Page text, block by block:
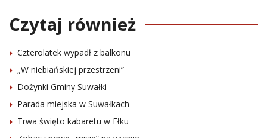
Czytaj również
Czterolatek wypadł z balkonu
„W niebiańskiej przestrzeni”
Dożynki Gminy Suwałki
Parada miejska w Suwałkach
Trwa święto kabaretu w Ełku